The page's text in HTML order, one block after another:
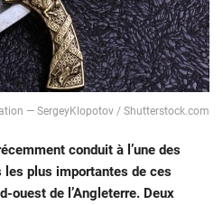
— SergeyKlopotov / Shutterstock.com
conduit à l’une des
plus importantes de ces
ouest de l’Angleterre. Deux